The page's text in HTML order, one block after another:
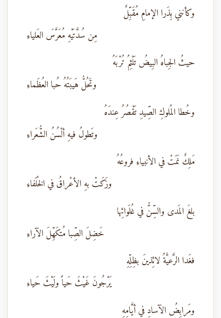
وكأنني بِذَرا الإمامِ مُقَبِّلٌ
مِن سُدَّتَيْهِ مُعَرَّسَ العَلياءِ
حيثُ الجِباهُ البِيضُ تَلْثِمُ تُرْبَهُ
وتَحُلُّ هَيبَتُهُ حُبا العُظَماءِ
وخُطا المُلوكِ الصِّيدِ تَقْصُرُ عِندَهُ
وتَطولُ فيهِ ألْسُنُ الشُّعَراءِ
مَلِكٌ نَمَتْ في الأنبياءِ فروعُهُ
وزَكَتْ بهِ الأعْراقُ في الخُلَفاءِ
بلغَ المَدى والسِّنُّ في غُلَوائِها
خَضِلَ الصِّبا مُتكَهِّلَ الآراءِ
فغَدا الرَّعيَّةُ لائِذينَ بظِلِّهِ
يَرْجُونَ غَيْثَ حَياً ولَيْثَ حَياءِ
ومَرابِضُ الآسادِ في أيَّامِهِ